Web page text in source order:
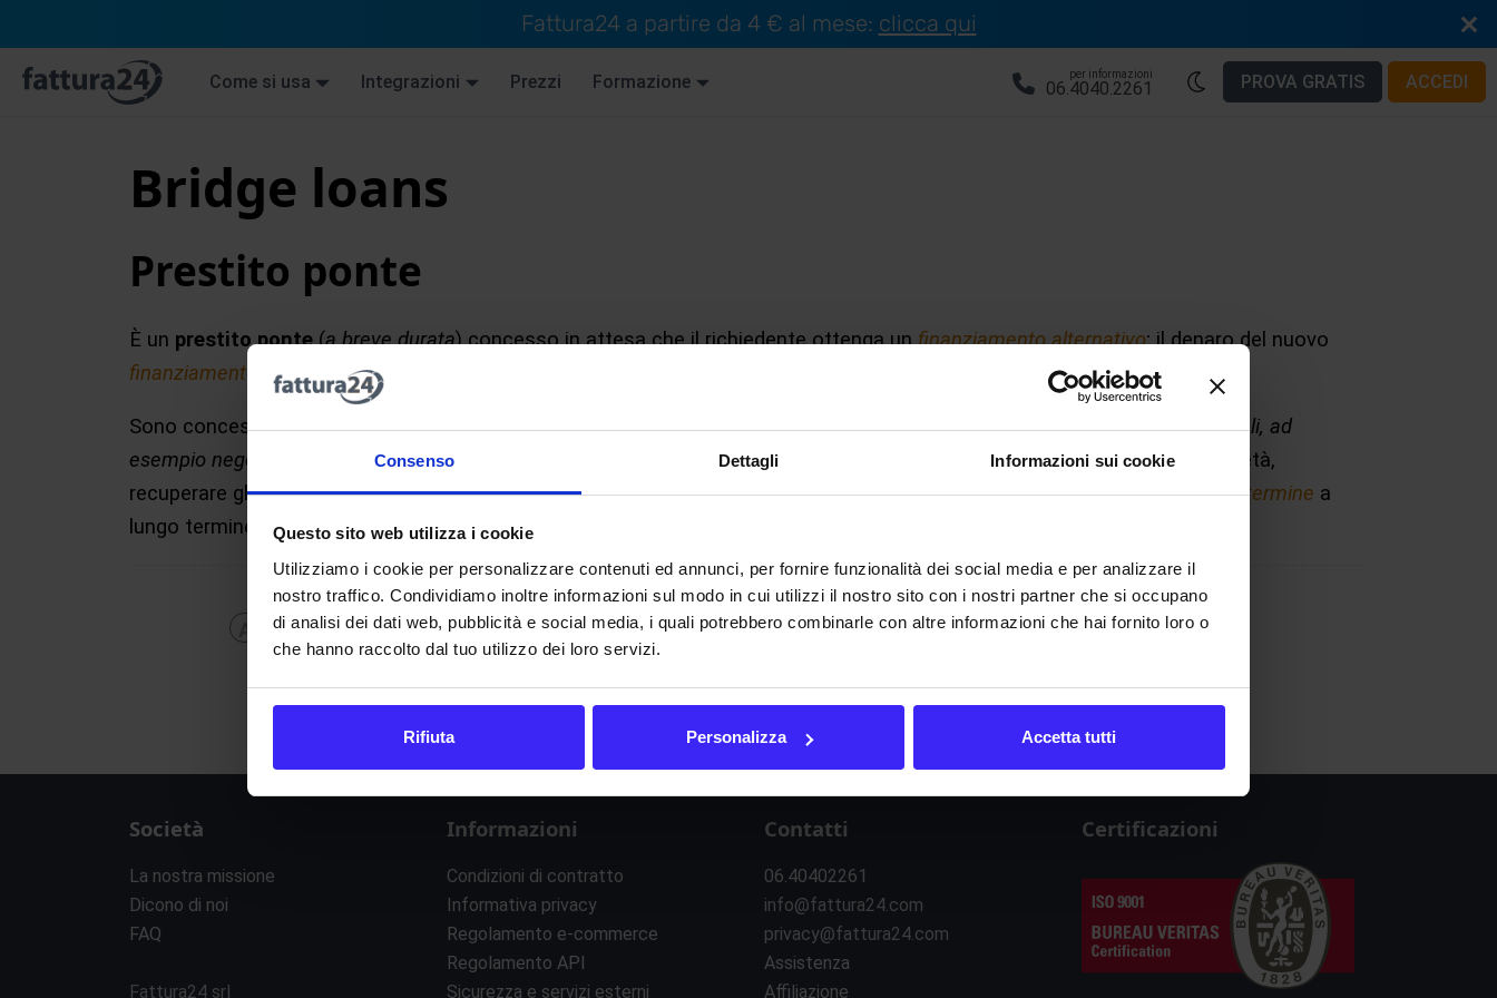
Consenso Dettagli Informazioni sui cookie
Questo sito web utilizza i cookie
Utilizziamo i cookie per personalizzare contenuti ed annunci, per fornire funzionalità dei social media e per analizzare il
nostro traffico. Condividiamo inoltre informazioni sul modo in cui utilizzi il nostro sito con i nostri partner che si occupano
di analisi dei dati web, pubblicità e social media, i quali potrebbero combinarle con altre informazioni che hai fornito loro o
che hanno raccolto dal tuo utilizzo dei loro servizi.
Rifiuta Personalizza Accetta tutti
Fattura24 a partire da 4 € al mese: clicca qui
Come si usa Integrazioni Prezzi Formazione per informazioni
06.4040.2261 PROVA GRATIS ACCEDI
Bridge loans
Prestito ponte
È un prestito ponte(a breve durata) concesso in attesa che il richiedente ottenga unfinanziamento alternativo; il denaro del nuovo
finanziamento
viene, di norma, utilizzato per rimborsare il
Sono concessi per l’acquisto diimmobili commerciali(proprietà immobiliari destinate ad attività professionali o imprenditoriali, ad
esempio negozi, uffici, magazzini, centri commerciali, ristoranti, e capannoni industriali
) per chiudere rapidamente una proprietà,
recuperare gliimmobilidalpignoramentoo sfruttare un’opportunità abreve termineper garantire unfinanziamento a lungo termine a
lungo termine.
B C D E F G H I J K L M N O P Q R S T U V W X Y Z
Società
La nostra missione
Dicono di noi
FAQ
Fattura24 srl
Informazioni
Condizioni di contratto
Informativa privacy
Regolamento e-commerce
Regolamento API
Sicurezza e servizi esterni
Contatti
06.40402261
info@fattura24.com
privacy@fattura24.com
Assistenza
Affiliazione
Certificazioni